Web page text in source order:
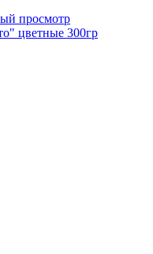
просмотр
цветные 300гр